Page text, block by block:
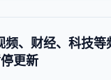
频、财经、科技等
更新